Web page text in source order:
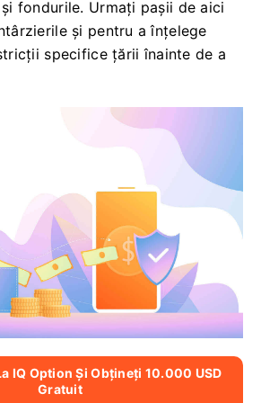
fondurile. Urmați pașii de aici
și pentru a înțelege
specifice țării înainte de a
IQ Option Și Obțineți 10.000 USD
Gratuit